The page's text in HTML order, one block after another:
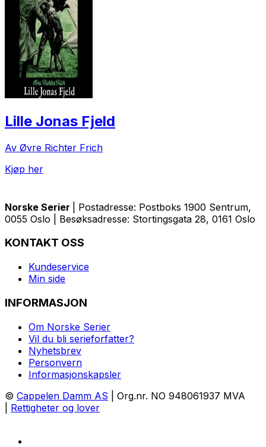
Lille Jonas Fjeld
Av Øvre Richter Frich
Kjøp her
Norske Serier
| Postadresse: Postboks 1900 Sentrum,
0055 Oslo | Besøksadresse: Stortingsgata 28, 0161 Oslo
KONTAKT OSS
Kundeservice
Min side
INFORMASJON
Om Norske Serier
Vil du bli serieforfatter?
Nyhetsbrev
Personvern
Informasjonskapsler
© Cappelen Damm AS | Org.nr. NO 948061937 MVA
Rettigheter og lover